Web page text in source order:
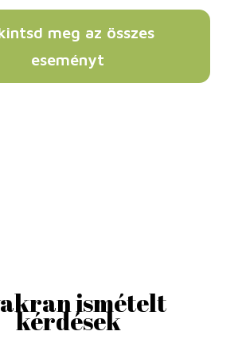
meg az összes
eseményt
ismételt
kérdések